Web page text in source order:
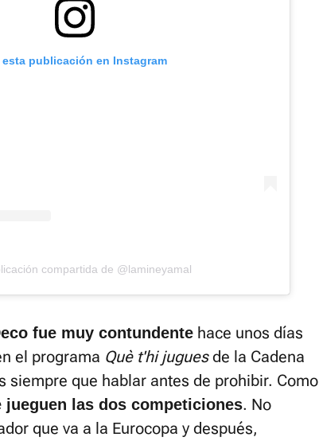
esta publicación en Instagram
compartida de @lamineyamal
fue muy contundente hace unos días
el programa Què t'hi juguesde la Cadena
siempre que hablar antes de prohibir. Como
jueguen las dos competiciones. No
que va a la Eurocopa y después,